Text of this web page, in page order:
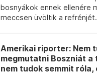
bosnyákok ennek ellenére
meccsen üvöltik a refrénjét.
Amerikai riporter: Nem
megmutatni Boszniát a
nem tudok semmit róla,